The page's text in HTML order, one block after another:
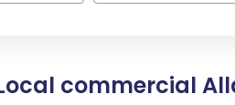
commercial